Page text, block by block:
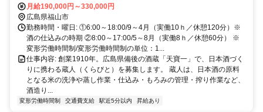
料駐車場あり）
月給190,000円～330,000円
広島県福山市
勤務時間・曜日: ①6:00～18:00/9～4月（実働10ｈ／休憩120分）※
酒の仕込みの時期 ②8:00～17:00/5～8月（実働8ｈ／休憩60分） ※
変形労働時間制/変形労働時間制の単位：1...
仕事内容: 創業1910年。広島県備後の酒蔵「天寶一」で、日本酒づく
りに携わる蔵人（くらびと）を募集します。 蔵人は、日本酒の原料
となる米の洗浄や蒸し作業・仕込み・もろみの管理・搾り作業など、
酒造り...
変形労働時間制 交通費支給 駅近5分以内 昇給あり